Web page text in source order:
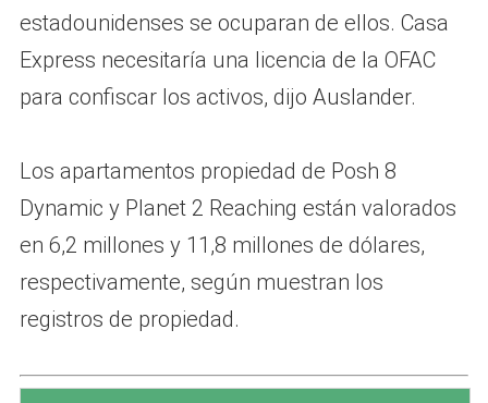
estadounidenses se ocuparan de ellos. Casa
Express necesitaría una licencia de la OFAC
para confiscar los activos, dijo Auslander.
Los apartamentos propiedad de Posh 8
Dynamic y Planet 2 Reaching están valorados
en 6,2 millones y 11,8 millones de dólares,
respectivamente, según muestran los
registros de propiedad.